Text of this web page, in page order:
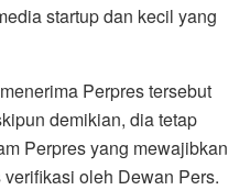
startup dan kecil yang
Perpres tersebut
demikian, dia tetap
Perpres yang mewajibkan
oleh Dewan Pers.